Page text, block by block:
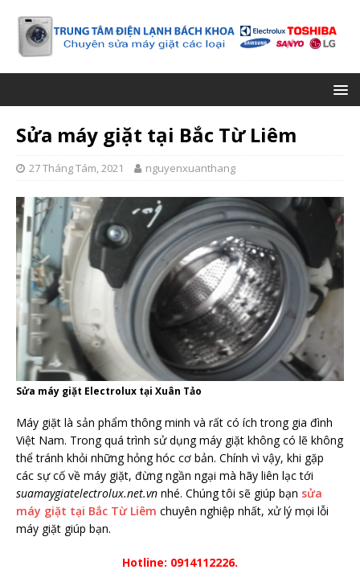
Sửa máy giặt tại Bắc Từ Liêm
27 Tháng Tám, 2021 nguyenxuanthang
Sửa máy giặt Electrolux tại Xuân Tảo
Máy giặt là sản phẩm thông minh và rất có ích trong gia đình
Việt Nam. Trong quá trình sử dụng máy giặt không có lẽ không
thể tránh khỏi những hỏng hóc cơ bản. Chính vì vậy, khi gặp
các sự cố về máy giặt, đừng ngần ngại mà hãy liên lạc tới
suamaygiatelectrolux.net.vn nhé. Chúng tôi sẽ giúp bạn sửa
máy giặt tại Bắc Từ Liêm chuyên nghiệp nhất, xử lý mọi lỗi
máy giặt giúp bạn.
Hotline: 0914112226.